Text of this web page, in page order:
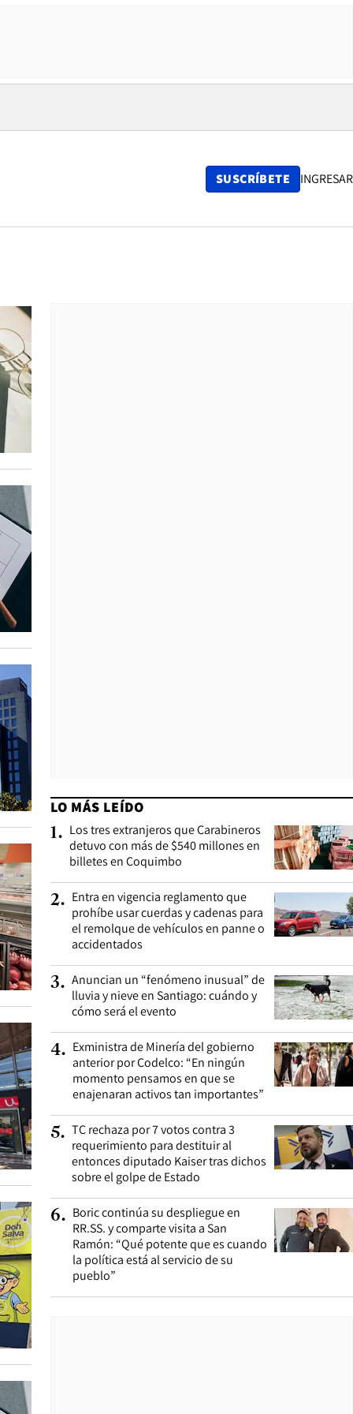
SUSCRÍBETE INGRESAR
LO MÁS LEÍDO
1. Los tres extranjeros que Carabineros
detuvo con más de $540 millones en
billetes en Coquimbo
2. Entra en vigencia reglamento que
prohíbe usar cuerdas y cadenas para
el remolque de vehículos en panne o
accidentados
3. Anuncian un “fenómeno inusual” de
lluvia y nieve en Santiago: cuándo y
cómo será el evento
4. Exministra de Minería del gobierno
anterior por Codelco: “En ningún
momento pensamos en que se
enajenaran activos tan importantes”
5. TC rechaza por 7 votos contra 3
requerimiento para destituir al
entonces diputado Kaiser tras dichos
sobre el golpe de Estado
6. Boric continúa su despliegue en
RR.SS. y comparte visita a San
Ramón: “Qué potente que es cuando
la política está al servicio de su
pueblo”